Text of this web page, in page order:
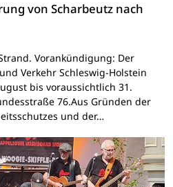
von Scharbeutz nach
Vorankündigung: Der
Verkehr Schleswig-Holstein
bis voraussichtlich 31.
76.Aus Gründen der
und der…